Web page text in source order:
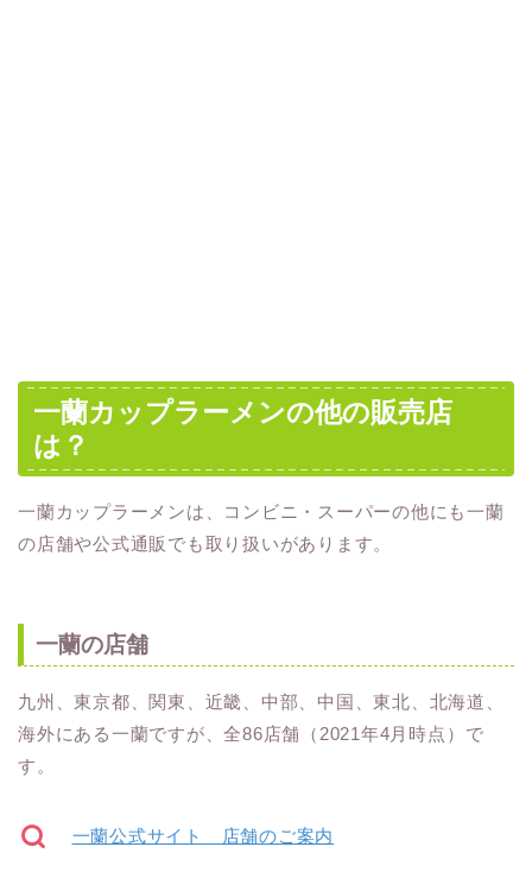
一蘭カップラーメンの他の販売店
は？
一蘭カップラーメンは、コンビニ・スーパーの他にも一蘭
の店舗や公式通販でも取り扱いがあります。
一蘭の店舗
九州、東京都、関東、近畿、中部、中国、東北、北海道、
海外にある一蘭ですが、全86店舗（2021年4月時点）で
す。
一蘭公式サイト 店舗のご案内